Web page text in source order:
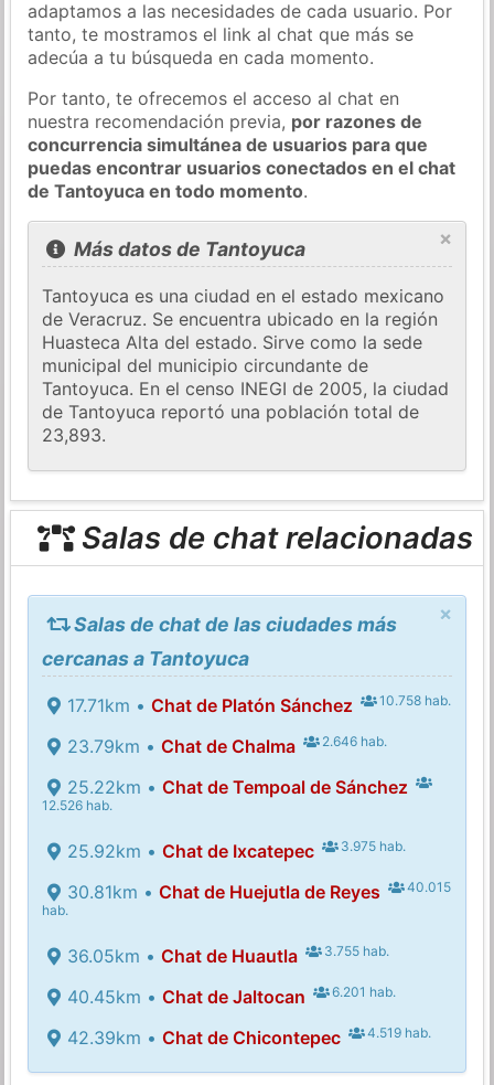
adaptamos a las necesidades de cada usuario. Por
tanto, te mostramos el link al chat que más se
adecúa a tu búsqueda en cada momento.
Por tanto, te ofrecemos el acceso al chat en
nuestra recomendación previa, por razones de
concurrencia simultánea de usuarios para que
puedas encontrar usuarios conectados en el chat
de Tantoyuca en todo momento.
×
Más datos de Tantoyuca
Tantoyuca es una ciudad en el estado mexicano
de Veracruz. Se encuentra ubicado en la región
Huasteca Alta del estado. Sirve como la sede
municipal del municipio circundante de
Tantoyuca. En el censo INEGI de 2005, la ciudad
de Tantoyuca reportó una población total de
23,893.
Salas de chat relacionadas
×
Salas de chat de las ciudades más
cercanas a Tantoyuca
17.71km • Chat de Platón Sánchez 10.758 hab.
23.79km • Chat de Chalma 2.646 hab.
25.22km • Chat de Tempoal de Sánchez
12.526 hab.
25.92km • Chat de Ixcatepec 3.975 hab.
30.81km • Chat de Huejutla de Reyes
40.015
hab.
36.05km • Chat de Huautla 3.755 hab.
40.45km • Chat de Jaltocan 6.201 hab.
42.39km • Chat de Chicontepec 4.519 hab.